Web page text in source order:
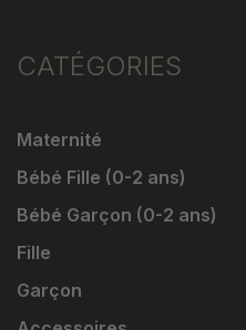
CATÉGORIES
Maternité
Bébé Fille (0-2 ans)
Bébé Garçon (0-2 ans)
Fille
Garçon